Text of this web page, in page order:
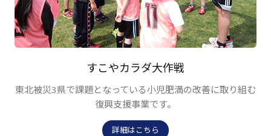
すこやカラダ大作戦
東北被災3県で課題となっている小児肥満の改善に取り組む
復興支援事業です。
詳細はこちら